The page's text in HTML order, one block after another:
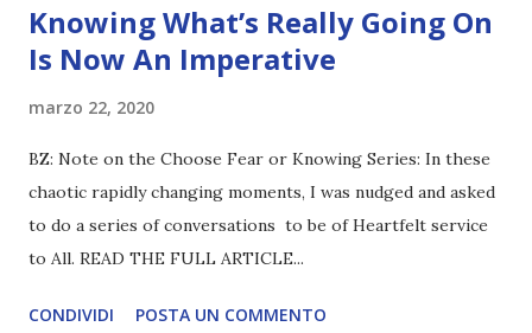
Knowing What’s Really Going On
Is Now An Imperative
marzo 22, 2020
BZ: Note on the Choose Fear or Knowing Series: In these
chaotic rapidly changing moments, I was nudged and asked
to do a series of conversations to be of Heartfelt service
to All. READ THE FULL ARTICLE...
CONDIVIDI
POSTA UN COMMENTO